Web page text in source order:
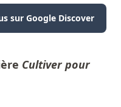
sur Google Discover
Cultiver pour